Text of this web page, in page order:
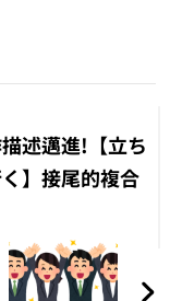
述邁進!【立ち
】接尾的複合